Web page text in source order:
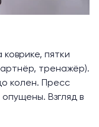
коврике, пятки
тренажёр).
колен. Пресс
Взгляд в